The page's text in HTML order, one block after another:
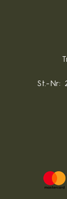
St.-Nr: